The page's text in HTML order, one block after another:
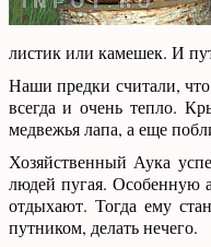
листик или камешек. И
Наши предки считали, что
всегда и очень тепло.
медвежья лапа, а еще
Хозяйственный Аука
людей пугая. Особенную
отдыхают. Тогда ему
путником, делать нечего.